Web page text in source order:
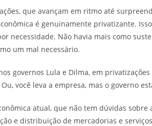
que avançam em ritmo até
é genuinamente privatizante.
necessidade. Não havia mais como
um mal necessário.
governos Lula e Dilma, em
você leva a empresa, mas o governo
atual, que não tem dúvidas
e distribuição de mercadorias e